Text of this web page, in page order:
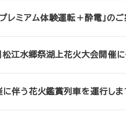
レミアム体験運転＋酔電」のご
松江水郷祭湖上花火大会開催
伴う花火鑑賞列車を運行しま